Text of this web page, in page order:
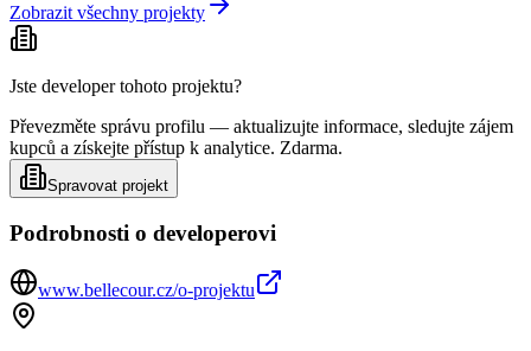
Zobrazit všechny projekty
Jste developer tohoto projektu?
Převezměte správu profilu — aktualizujte informace, sledujte zájem
kupců a získejte přístup k analytice. Zdarma.
Spravovat projekt
Podrobnosti o developerovi
www.bellecour.cz/o-projektu